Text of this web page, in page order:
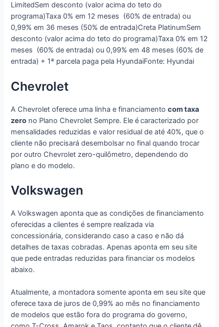
LimitedSem desconto (valor acima do teto do
programa)Taxa 0% em 12 meses (60% de entrada) ou
0,99% em 36 meses (50% de entrada)Creta PlatinumSem
desconto (valor acima do teto do programa)Taxa 0% em 12
meses (60% de entrada) ou 0,99% em 48 meses (60% de
entrada) + 1ª parcela paga pela HyundaiFonte: Hyundai
Chevrolet
A Chevrolet oferece uma linha e financiamentocom taxa
zero no Plano Chevrolet Sempre. Ele écaracterizado por
mensalidades reduzidas e valor residual de até 40%, que o
cliente não precisará desembolsar no final quando trocar
por outro Chevrolet zero-quilômetro, dependendo do
plano e do modelo.
Volkswagen
A Volkswagen aponta que as condições de financiamento
oferecidas a clientes é sempre realizada via
concessionária, considerando caso a caso e não dá
detalhes de taxas cobradas. Apenas aponta em seu site
que pede entradas reduzidas para financiar os modelos
abaixo.
Atualmente, a montadora somente aponta em seu site que
oferece taxa de juros de 0,99% ao mês no financiamento
de modelos que estão fora do programa do governo,